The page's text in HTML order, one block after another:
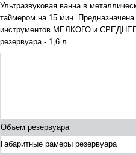
Ультразвуковая ванна в
таймером на 15 мин.
инструментов МЕЛКОГО и
резервуара - 1,6 л.
Объем резервуара
Габаритные рамеры резервуара